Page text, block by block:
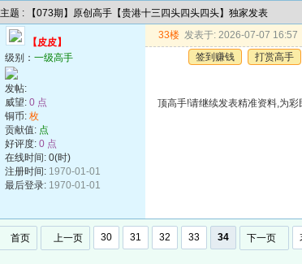
主题 : 【073期】原创高手【贵港十三四头四头四头】独家发表
【皮皮】
级别： 一级高手
发帖:
威望: 0 点
铜币: 枚
贡献值: 点
好评度: 0 点
在线时间: 0(时)
注册时间: 1970-01-01
最后登录: 1970-01-01
33楼 发表于: 2026-07-07 16:57
签到赚钱
打赏高手
顶高手!请继续发表精准资料,为彩
首页 上一页 30 31 32 33 34 下一页